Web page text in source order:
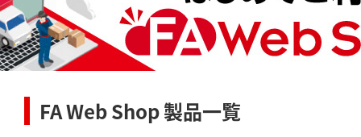
FA Web Shop 製品一覧